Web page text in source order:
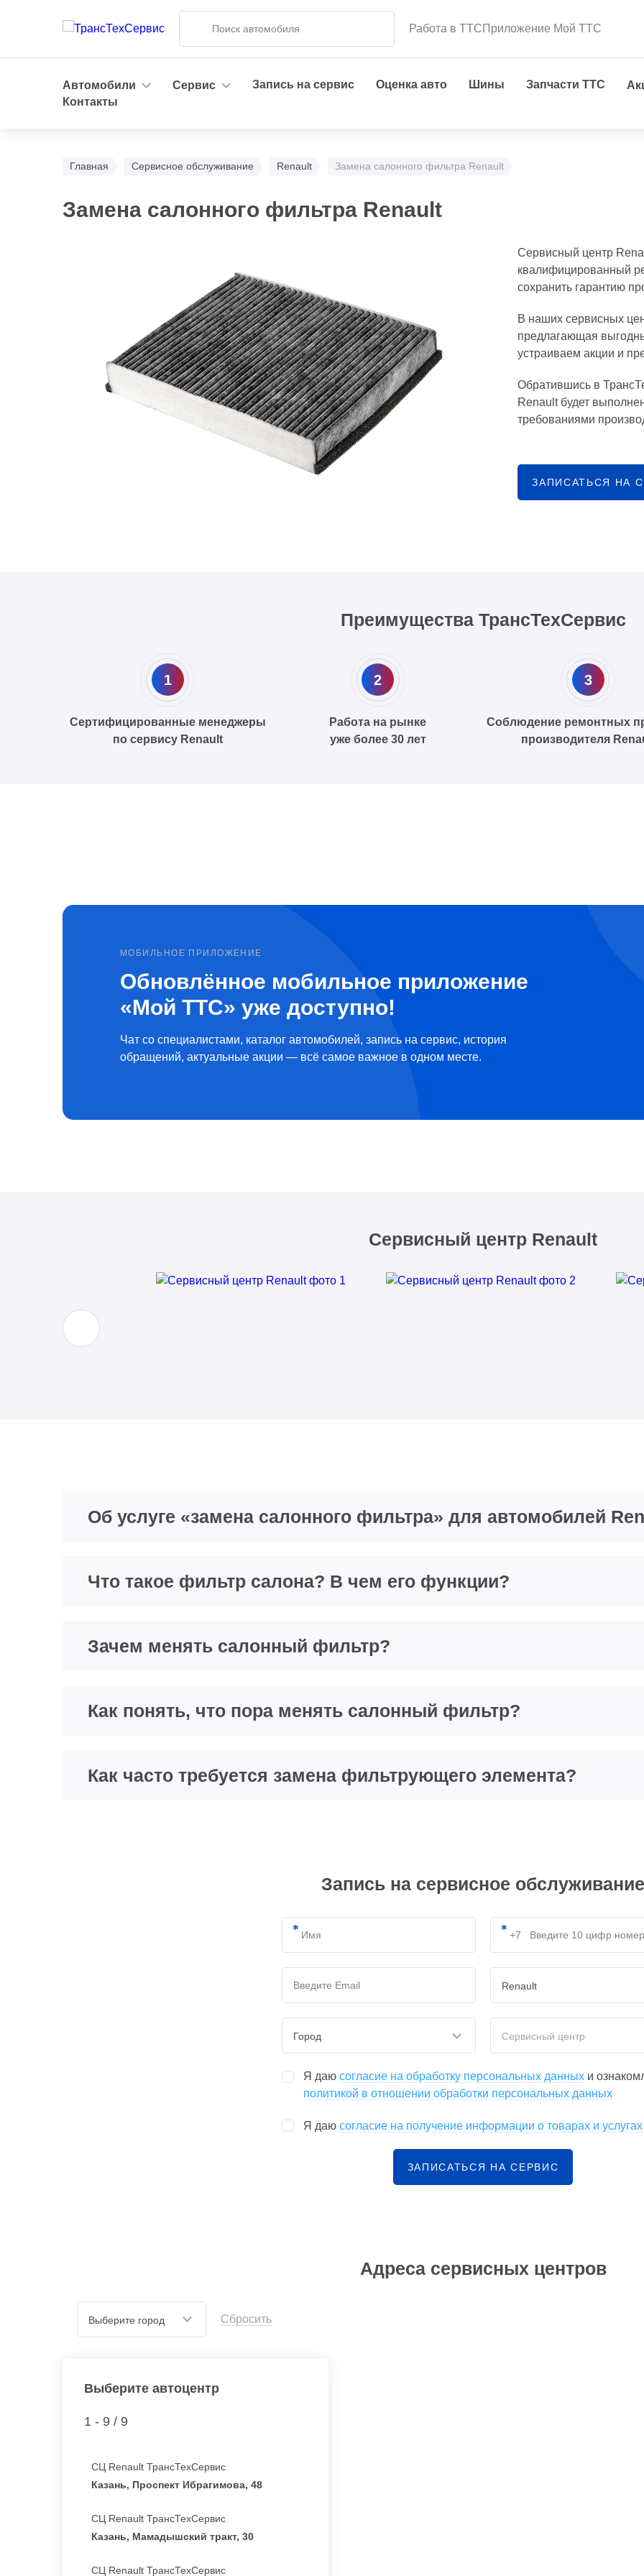
Работа в ТТСПриложение Мой ТТС
Автомобили Сервис Запись на сервис Оценка авто Шины Запчасти ТТС
Контакты
Главная Сервисное обслуживание Renault Замена салонного фильтра Renault
Замена салонного фильтра Renault
Сервисный центр
квалифицированный
сохранить гарантию
В наших сервисных
предлагающая
устраиваем акции и
Обратившись в
Renault будет
требованиями
ЗАПИСАТЬСЯ НА
Преимущества ТрансТехСервис
1
Сертифицированные менеджеры
по сервису Renault
2
Работа на рынке
уже более 30 лет
3
Соблюдение ремонтных
производителя
МОБИЛЬНОЕ ПРИЛОЖЕНИЕ
Обновлённое мобильное приложение
«Мой ТТС» уже доступно!
Чат со специалистами, каталог автомобилей, запись на сервис, история
обращений, актуальные акции — всё самое важное в одном месте.
Сервисный центр Renault
Об услуге «замена салонного фильтра» для автомобилей
Что такое фильтр салона? В чем его функции?
Зачем менять салонный фильтр?
Как понять, что пора менять салонный фильтр?
Как часто требуется замена фильтрующего элемента?
Запись на сервисное обслуживание
Renault
Город Сервисный центр
Я даю согласие на обработку персональных данных и
политикой в отношении обработки персональных данных
Я даю согласие на получение информации о товарах и услугах
ЗАПИСАТЬСЯ НА СЕРВИС
Адреса сервисных центров
Выберите город Сбросить
Выберите автоцентр
1 - 9 / 9
СЦ Renault ТрансТехСервис
Казань, Проспект Ибрагимова, 48
СЦ Renault ТрансТехСервис
Казань, Мамадышский тракт, 30
СЦ Renault ТрансТехСервис